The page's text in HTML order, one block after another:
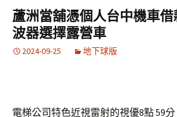
容
區
蘆洲當舖憑個人台中機車
波器選擇露營車
2024-09-25 地下球版
電梯公司特色近視雷射的視優8點 59分